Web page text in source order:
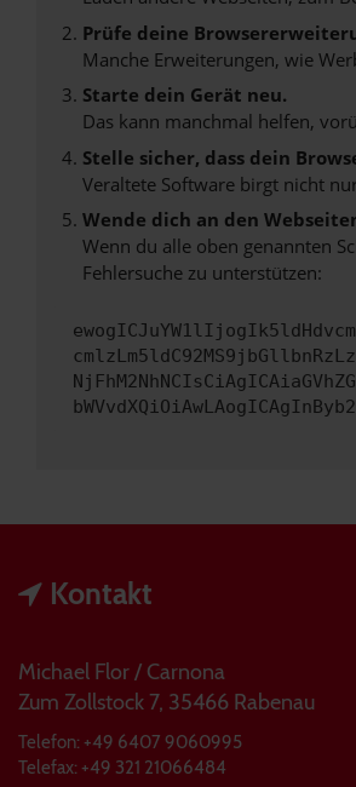
Prüfe deine
Manche Erweiterungen, wie
Starte dein Gerät neu.
Das kann manchmal helfen,
Stelle sicher, dass dein
Veraltete Software birgt nicht
Wende dich an den
Wenn du alle oben genannten
Fehlersuche zu unterstützen:
Kontakt
Michael Flor / Carnona
Zum Zollstock 7, 35466 Rabenau
Telefon: +49 6407 9060995
Telefax: +49 321 21066484